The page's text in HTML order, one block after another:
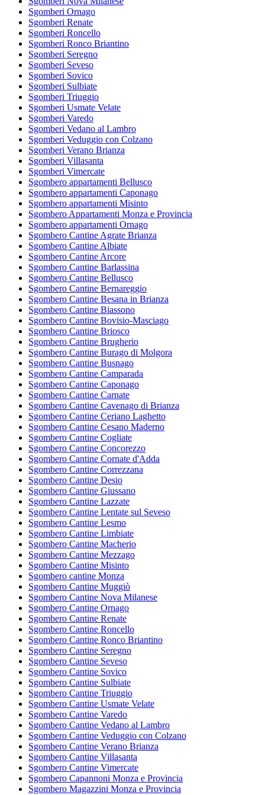
Sgomberi Ornago
Sgomberi Renate
Sgomberi Roncello
Sgomberi Ronco Briantino
Sgomberi Seregno
Sgomberi Seveso
Sgomberi Sovico
Sgomberi Sulbiate
Sgomberi Triuggio
Sgomberi Usmate Velate
Sgomberi Varedo
Sgomberi Vedano al Lambro
Sgomberi Veduggio con Colzano
Sgomberi Verano Brianza
Sgomberi Villasanta
Sgomberi Vimercate
Sgombero appartamenti Bellusco
Sgombero appartamenti Caponago
Sgombero appartamenti Misinto
Sgombero Appartamenti Monza e Provincia
Sgombero appartamenti Ornago
Sgombero Cantine Agrate Brianza
Sgombero Cantine Albiate
Sgombero Cantine Arcore
Sgombero Cantine Barlassina
Sgombero Cantine Bellusco
Sgombero Cantine Bernareggio
Sgombero Cantine Besana in Brianza
Sgombero Cantine Biassono
Sgombero Cantine Bovisio-Masciago
Sgombero Cantine Briosco
Sgombero Cantine Brugherio
Sgombero Cantine Burago di Molgora
Sgombero Cantine Busnago
Sgombero Cantine Camparada
Sgombero Cantine Caponago
Sgombero Cantine Carnate
Sgombero Cantine Cavenago di Brianza
Sgombero Cantine Ceriano Laghetto
Sgombero Cantine Cesano Maderno
Sgombero Cantine Cogliate
Sgombero Cantine Concorezzo
Sgombero Cantine Cornate d'Adda
Sgombero Cantine Correzzana
Sgombero Cantine Desio
Sgombero Cantine Giussano
Sgombero Cantine Lazzate
Sgombero Cantine Lentate sul Seveso
Sgombero Cantine Lesmo
Sgombero Cantine Limbiate
Sgombero Cantine Macherio
Sgombero Cantine Mezzago
Sgombero Cantine Misinto
Sgombero cantine Monza
Sgombero Cantine Muggiò
Sgombero Cantine Nova Milanese
Sgombero Cantine Ornago
Sgombero Cantine Renate
Sgombero Cantine Roncello
Sgombero Cantine Ronco Briantino
Sgombero Cantine Seregno
Sgombero Cantine Seveso
Sgombero Cantine Sovico
Sgombero Cantine Sulbiate
Sgombero Cantine Triuggio
Sgombero Cantine Usmate Velate
Sgombero Cantine Varedo
Sgombero Cantine Vedano al Lambro
Sgombero Cantine Veduggio con Colzano
Sgombero Cantine Verano Brianza
Sgombero Cantine Villasanta
Sgombero Cantine Vimercate
Sgombero Capannoni Monza e Provincia
Sgombero Magazzini Monza e Provincia